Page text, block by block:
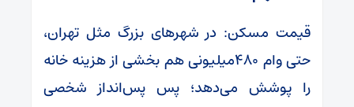
قیمت مسکن: در شهرهای بزرگ مثل تهران،
حتی وام ۴۸۰میلیونی هم بخشی از هزینه خانه
را پوشش می‌دهد؛ پس پس‌انداز شخصی